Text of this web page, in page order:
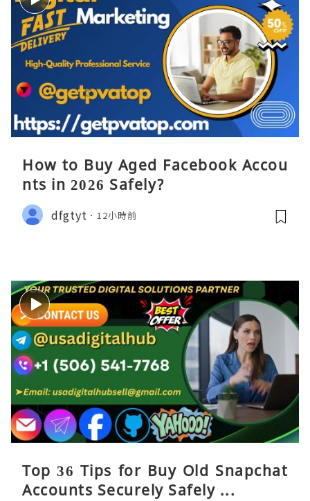
How to Buy Aged Facebook Accou
nts in 2026 Safely?
dfgtyt 12小時前
Top 36 Tips for Buy Old Snapchat
Accounts Securely Safely ...